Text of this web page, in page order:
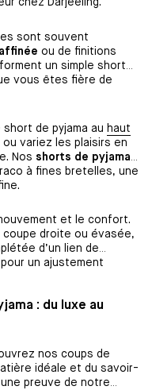
chez Darjeeling.
sont souvent
ou de finitions
un simple short
vous êtes fière de
de pyjama au haut
variez les plaisirs en
Nos shorts de pyjama
à fines bretelles, une
et le confort.
coupe droite ou évasée,
d’un lien de
un ajustement
: du luxe au
nos coups de
idéale et du savoir-
preuve de notre